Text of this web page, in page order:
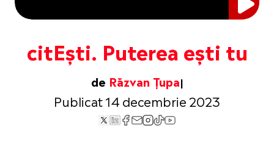
citEști. Puterea ești tu
de Răzvan Țupa
Publicat 14 decembrie 2023